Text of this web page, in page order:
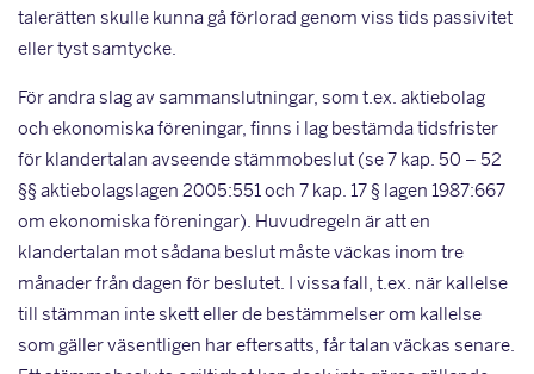
talerätten skulle kunna gå förlorad genom viss tids passivitet
eller tyst samtycke.
För andra slag av sammanslutningar, som t.ex. aktiebolag
och ekonomiska föreningar, finns i lag bestämda tidsfrister
för klandertalan avseende stämmobeslut (se 7 kap. 50 – 52
§§ aktiebolagslagen 2005:551 och 7 kap. 17 § lagen 1987:667
om ekonomiska föreningar). Huvudregeln är att en
klandertalan mot sådana beslut måste väckas inom tre
månader från dagen för beslutet. I vissa fall, t.ex. när kallelse
till stämman inte skett eller de bestämmelser om kallelse
som gäller väsentligen har eftersatts, får talan väckas senare.